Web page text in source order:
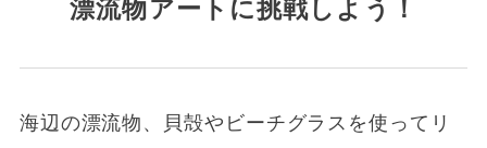
漂流物アートに挑戦しよう！
海辺の漂流物、貝殻やビーチグラスを使ってリ